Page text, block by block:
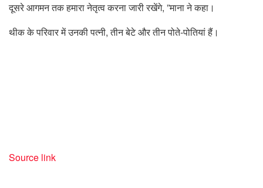
दूसरे आगमन तक हमारा नेतृत्व करना जारी रखेंगे, ”माना ने कहा।
थीक के परिवार में उनकी पत्नी, तीन बेटे और तीन पोते-पोतियां हैं।
Source link